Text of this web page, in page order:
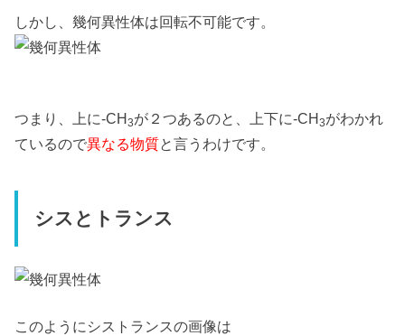
しかし、幾何異性体は回転不可能です。
つまり、上に-CH3が２つあるのと、上下に-CH3がわかれ
ているので異なる物質と言うわけです。
シスとトランス
このようにシストランスの画像は